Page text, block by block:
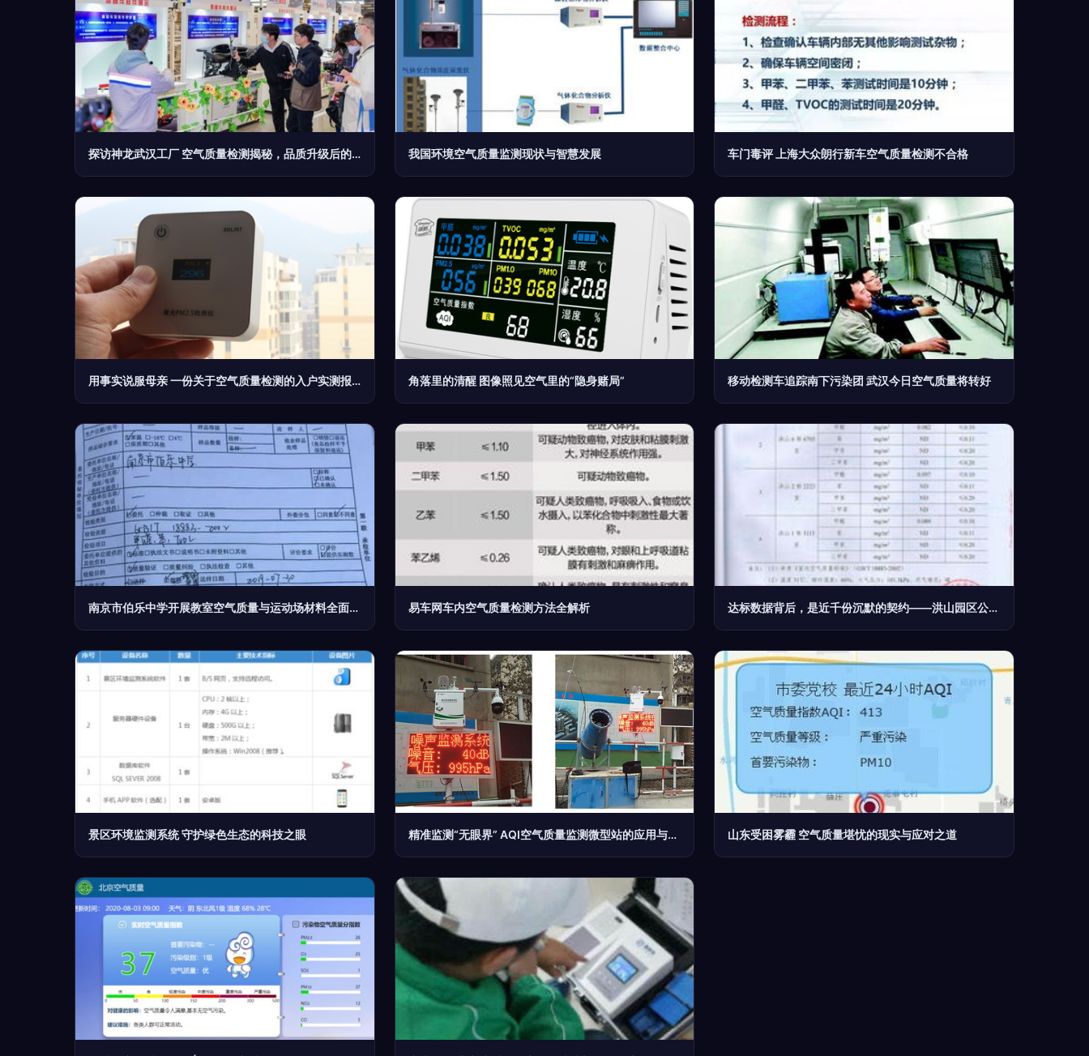
探访神龙武汉工厂 空气质量检测揭秘，品质升级后的标致、雪铁龙是否值得入手？ 我国环境空气质量监测现状与智慧发展 车门毒评 上海大众朗行新车空气质量检测不合格
用事实说服母亲 一份关于空气质量检测的入户实测报告与温暖说服术 角落里的清醒 图像照见空气里的“隐身赌局” 移动检测车追踪南下污染团 武汉今日空气质量将转好
南京市伯乐中学开展教室空气质量与运动场材料全面检测 保障校园健康安全 易车网车内空气质量检测方法全解析 达标数据背后，是近千份沉默的契约——洪山园区公寓室内空气质量达标纪实
景区环境监测系统 守护绿色生态的科技之眼 精准监测“无眼界” AQI空气质量监测微型站的应用与价值 山东受困雾霾 空气质量堪忧的现实与应对之道